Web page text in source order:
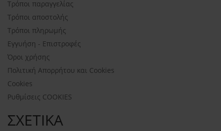
Τρόποι παραγγελίας
Τρόποι αποστολής
Τρόποι πληρωμής
Εγγυήση - Επιστροφές
Όροι χρήσης
Πολιτική Απορρήτου και Cookies
Cookies
Ρυθμίσεις COOKIES
ΣΧΕΤΙΚΑ